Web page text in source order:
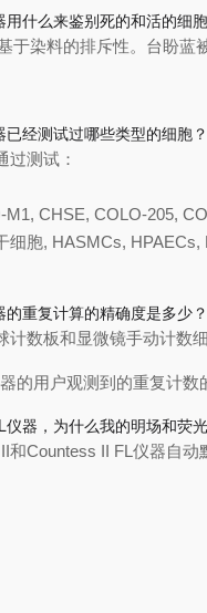
什么来鉴别死的和活的细
于染料的排斥性。台盼
经测试过哪些类型的细胞？
过测试：
CHSE, COLO-205,
细胞, HASMCs,
重复计算的精确度是多少？
计数板和显微镜手动计数
的用户观测到的重复计数
器，为什么我的明场和荧
和Countess II FL仪器自